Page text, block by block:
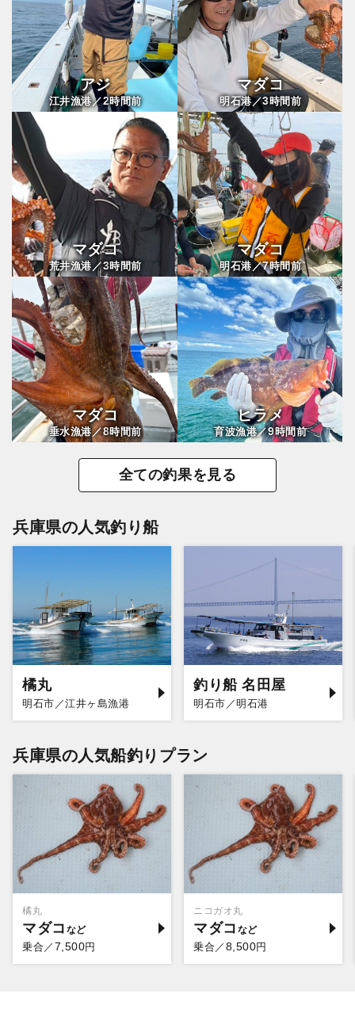
アジ
江井漁港／2時間前
マダコ
明石港／3時間前
マダコ
荒井漁港／3時間前
マダコ
明石港／7時間前
マダコ
垂水漁港／8時間前
ヒラメ
育波漁港／9時間前
全ての釣果を見る
兵庫県の人気釣り船
橘丸
明石市／江井ヶ島漁港
釣り船 名田屋
明石市／明石港
兵庫県の人気船釣りプラン
橘丸
マダコ
乗合／ 7,500円
ニコガオ丸
マダコ
乗合／ 8,500円